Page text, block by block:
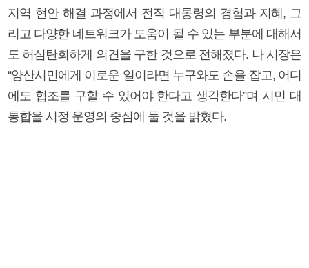
지역 현안 해결 과정에서 전직 대통령의 경험과 지혜, 그
리고 다양한 네트워크가 도움이 될 수 있는 부분에 대해서
도 허심탄회하게 의견을 구한 것으로 전해졌다. 나 시장은
“양산시민에게 이로운 일이라면 누구와도 손을 잡고, 어디
에도 협조를 구할 수 있어야 한다고 생각한다”며 시민 대
통합을 시정 운영의 중심에 둘 것을 밝혔다.